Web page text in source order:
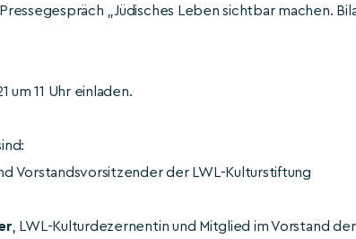
„Jüdisches Leben sichtbar machen.
um 11 Uhr einladen.
Vorstandsvorsitzender der LWL-Kulturstiftung
, LWL-Kulturdezernentin und Mitglied im Vorstand